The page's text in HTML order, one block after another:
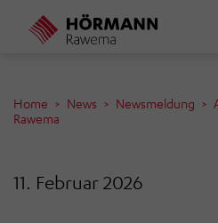
Direkt
Home News Newsmeldung
Rawema
11. Februar 2026